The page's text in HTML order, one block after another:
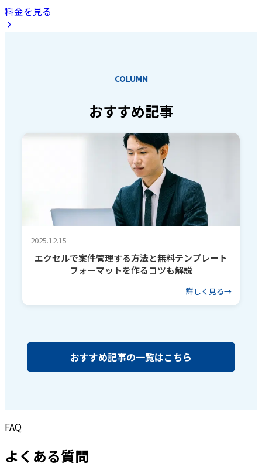
料金を見る
COLUMN
おすすめ記事
2025.12.15
エクセルで案件管理する方法と無料テンプレート
フォーマットを作るコツも解説
詳しく見る
おすすめ記事の一覧はこちら
FAQ
よくある質問